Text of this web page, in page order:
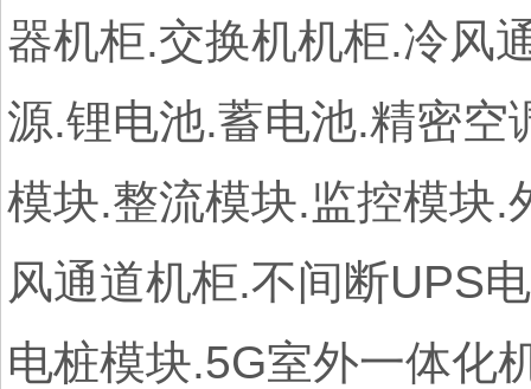
器机柜.交换机机柜.冷风
源.锂电池.蓄电池.精密空
模块.整流模块.监控模块.
风通道机柜.不间断UPS
电桩模块.5G室外一体化